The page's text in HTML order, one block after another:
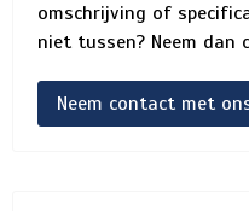
omschrijving of
niet tussen? Neem dan
Neem contact met